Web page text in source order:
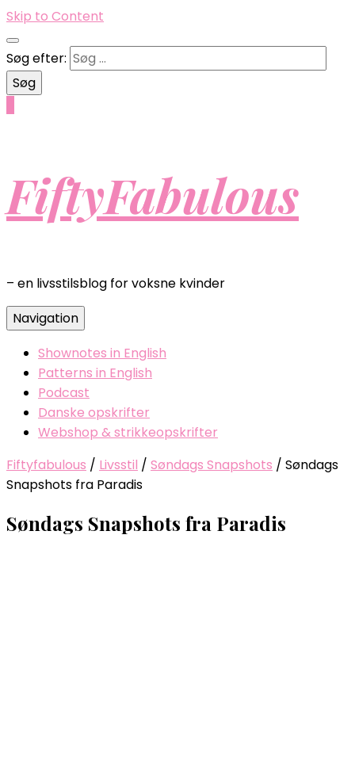
Skip to Content
Søg efter:
FiftyFabulous
– en livsstilsblog for voksne kvinder
Navigation
Shownotes in English
Patterns in English
Podcast
Danske opskrifter
Webshop & strikkeopskrifter
Fiftyfabulous / Livsstil / Søndags Snapshots / Søndags
Snapshots fra Paradis
Søndags Snapshots fra Paradis